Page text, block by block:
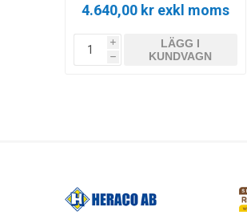
4.640,00 kr exkl moms
i
h
LÄGG I
KUNDVAGN